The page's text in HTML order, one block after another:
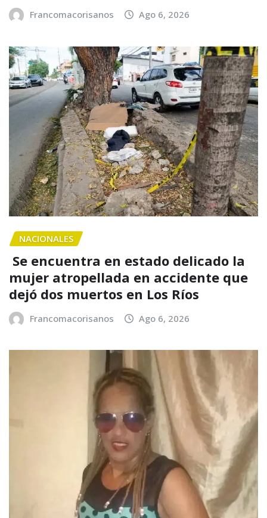
Francomacorisanos Ago 6, 2026
NACIONALES
Se encuentra en estado delicado la
mujer atropellada en accidente que
dejó dos muertos en Los Ríos
Francomacorisanos Ago 6, 2026